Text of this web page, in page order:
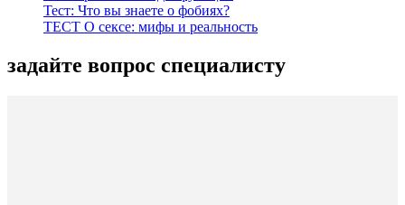
Тест: Что вы знаете о фобиях?
ТЕСТ О сексе: мифы и реальность
задайте вопрос специалисту